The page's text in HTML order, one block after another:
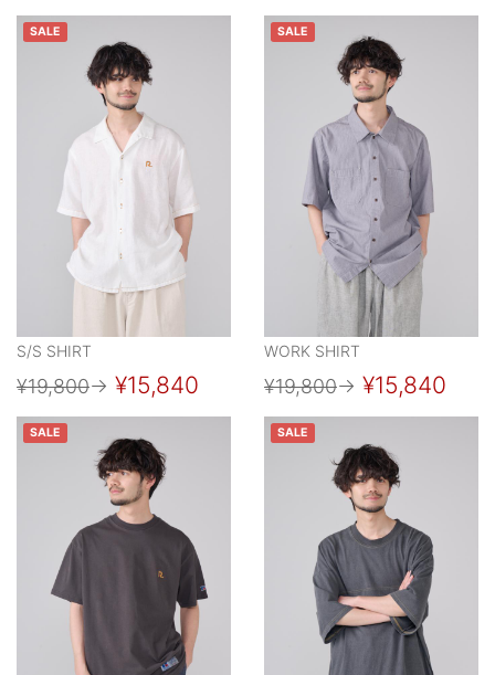
SALE
S/S SHIRT
¥19,800→ ¥15,840
SALE
WORK SHIRT
¥19,800→ ¥15,840
SALE SALE